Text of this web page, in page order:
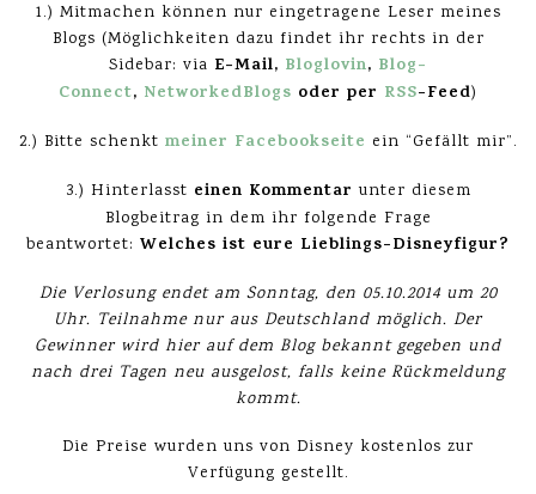
1.) Mitmachen können nur eingetragene Leser meines
Blogs (Möglichkeiten dazu findet ihr rechts in der
Sidebar: via E-Mail, Bloglovin, Blog-
Connect, NetworkedBlogs oder per RSS-Feed)
2.) Bitte schenkt meiner Facebookseite ein “Gefällt mir”.
3.) Hinterlasst einen Kommentar unter diesem
Blogbeitrag in dem ihr folgende Frage
beantwortet: Welches ist eure Lieblings-Disneyfigur?
Die Verlosung endet am Sonntag, den 05.10.2014 um 20
Uhr. Teilnahme nur aus Deutschland möglich. Der
Gewinner wird hier auf dem Blog bekannt gegeben und
nach drei Tagen neu ausgelost, falls keine Rückmeldung
kommt.
Die Preise wurden uns von Disney kostenlos zur
Verfügung gestellt.